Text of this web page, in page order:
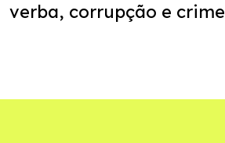
verba, corrupção e crime